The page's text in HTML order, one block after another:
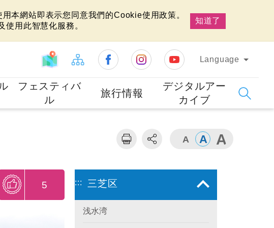
本網站即表示您同意我們的Cookie使用政策。
用此智慧化服務。
知道了
Language
フェスティバ
ル
旅行情報
デジタルアー
カイブ
5 ::: 三芝区
浅水湾